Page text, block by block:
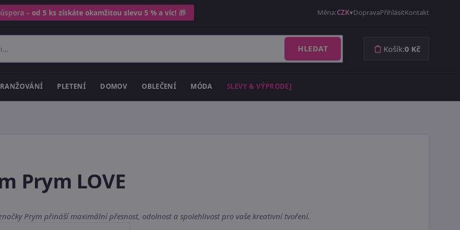
– od 5 ks získáte okamžitou slevu 5 % a víc! 🎁 Měna:CZK DopravaPřihlásitKontakt
HLEDAT Košík:0 Kč
PLETENÍ DOMOV OBLEČENÍ MÓDA SLEVY & VÝPRODEJ
Prym LOVE
Prym přináší maximální přesnost, odolnost a spolehlivost pro vaše kreativní tvoření.